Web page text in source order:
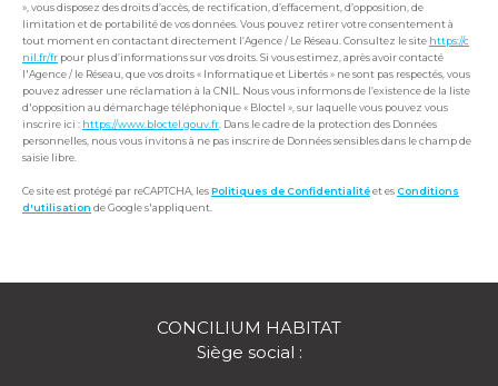
», vous disposez des droits d’accès, de rectification, d’effacement, d’opposition, de
limitation et de portabilité de vos données. Vous pouvez retirer votre consentement à
tout moment en contactant directement l’Agence / Le Réseau. Consultez le site https://c
nil.fr/fr pour plus d’informations sur vos droits. Si vous estimez, après avoir contacté
l'Agence / le Réseau, que vos droits « Informatique et Libertés » ne sont pas respectés, vous
pouvez adresser une réclamation à la CNIL. Nous vous informons de l’existence de la liste
d'opposition au démarchage téléphonique « Bloctel », sur laquelle vous pouvez vous
inscrire ici : https://www.bloctel.gouv.fr . Dans le cadre de la protection des Données
personnelles, nous vous invitons à ne pas inscrire de Données sensibles dans le champ de
saisie libre.
Ce site est protégé par reCAPTCHA, lesPolitiques de Confidentialitéet es Conditions
d'utilisation de Google s'appliquent.
CONCILIUM HABITAT
Siège social :